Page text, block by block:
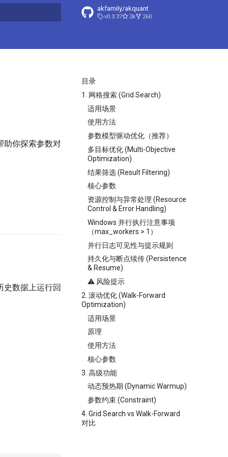
akfamily/akquant
v0.3.37 2k 260
目录
1. 网格搜索 (Grid Search)
适用场景
使用方法
参数模型驱动优化（推荐）
多目标优化 (Multi-Objective
Optimization)
结果筛选 (Result Filtering)
核心参数
资源控制与异常处理 (Resource
Control & Error Handling)
Windows 并行执行注意事项
（max_workers > 1）
并行日志可见性与提示规则
持久化与断点续传 (Persistence
& Resume)
⚠️ 风险提示
2. 滚动优化 (Walk-Forward
Optimization)
适用场景
原理
使用方法
核心参数
3. 高级功能
动态预热期 (Dynamic Warmup)
参数约束 (Constraint)
4. Grid Search vs Walk-Forward
对比
助你探索参数对
史数据上运行回